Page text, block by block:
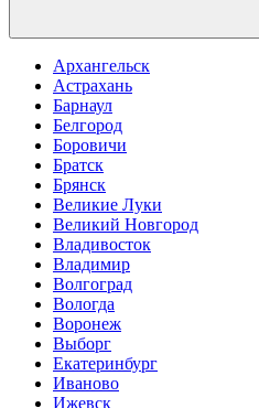
Архангельск
Астрахань
Барнаул
Белгород
Боровичи
Братск
Брянск
Великие Луки
Великий Новгород
Владивосток
Владимир
Волгоград
Вологда
Воронеж
Выборг
Екатеринбург
Иваново
Ижевск